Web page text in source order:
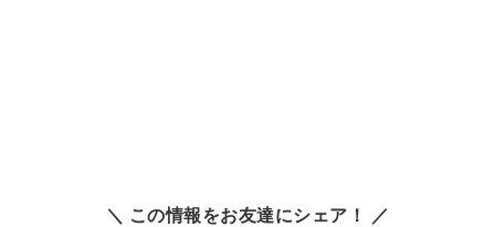
＼ この情報をお友達にシェア！ ／